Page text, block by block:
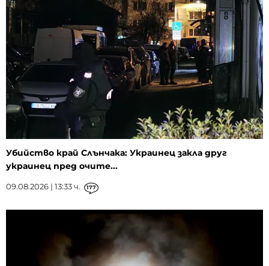
Убийство край Слънчака: Украинец закла друг
украинец пред очите...
09.08.2026 | 13:33 ч. 177